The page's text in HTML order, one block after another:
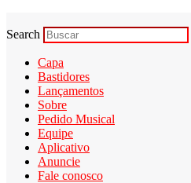
Search
Capa
Bastidores
Lançamentos
Sobre
Pedido Musical
Equipe
Aplicativo
Anuncie
Fale conosco